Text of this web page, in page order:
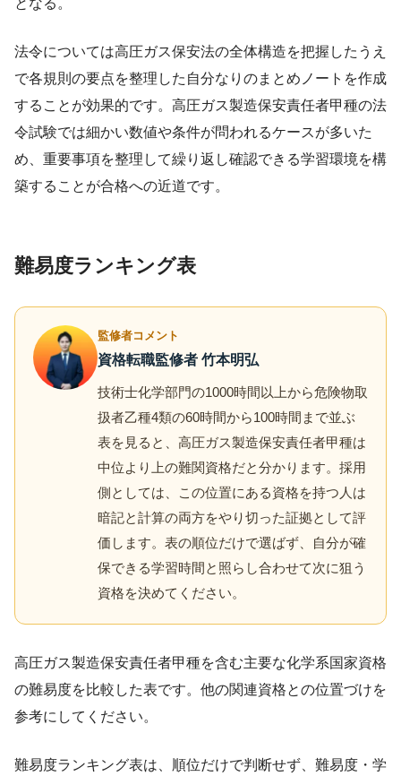
法令については高圧ガス保安法の全体構造を把握したうえ
で各規則の要点を整理した自分なりのまとめノートを作成
することが効果的です。高圧ガス製造保安責任者甲種の法
令試験では細かい数値や条件が問われるケースが多いた
め、重要事項を整理して繰り返し確認できる学習環境を構
築することが合格への近道です。
難易度ランキング表
監修者コメント
資格転職監修者 竹本明弘
技術士化学部門の1000時間以上から危険物取
扱者乙種4類の60時間から100時間まで並ぶ
表を見ると、高圧ガス製造保安責任者甲種は
中位より上の難関資格だと分かります。採用
側としては、この位置にある資格を持つ人は
暗記と計算の両方をやり切った証拠として評
価します。表の順位だけで選ばず、自分が確
保できる学習時間と照らし合わせて次に狙う
資格を決めてください。
高圧ガス製造保安責任者甲種を含む主要な化学系国家資格
の難易度を比較した表です。他の関連資格との位置づけを
参考にしてください。
難易度ランキング表は、順位だけで判断せず、難易度・学